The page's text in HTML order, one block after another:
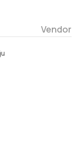
Vendor